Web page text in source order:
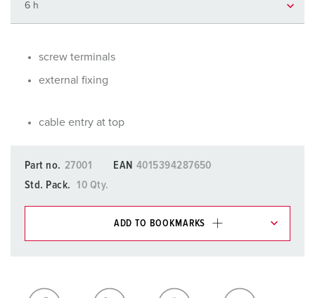
screw terminals
external fixing
cable entry at top
Part no. 27001 EAN 4015394287650
Std. Pack.
10 Qty.
ADD TO BOOKMARKS
My list ADD